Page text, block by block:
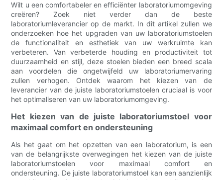
Wilt u een comfortabeler en efficiënter laboratoriumomgeving
creëren? Zoek niet verder dan de beste
laboratoriumleverancier op de markt. In dit artikel zullen we
onderzoeken hoe het upgraden van uw laboratoriumstoelen
de functionaliteit en esthetiek van uw werkruimte kan
verbeteren. Van verbeterde houding en productiviteit tot
duurzaamheid en stijl, deze stoelen bieden een breed scala
aan voordelen die ongetwijfeld uw laboratoriumervaring
zullen verhogen. Ontdek waarom het kiezen van de
leverancier van de juiste laboratoriumstoelen cruciaal is voor
het optimaliseren van uw laboratoriumomgeving.
Het kiezen van de juiste laboratoriumstoel voor
maximaal comfort en ondersteuning
Als het gaat om het opzetten van een laboratorium, is een
van de belangrijkste overwegingen het kiezen van de juiste
laboratoriumstoelen voor maximaal comfort en
ondersteuning. De juiste laboratoriumstoel kan een aanzienlijk